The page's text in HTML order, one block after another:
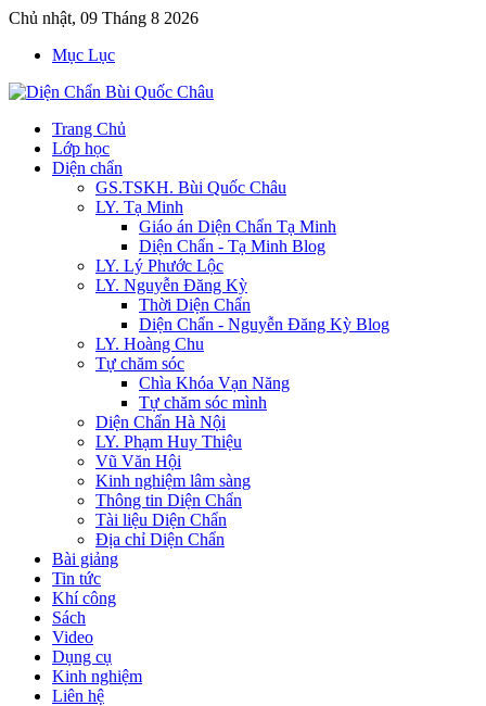
Chủ nhật, 09 Tháng 8 2026
Mục Lục
Trang Chủ
Lớp học
Diện chẩn
GS.TSKH. Bùi Quốc Châu
LY. Tạ Minh
Giáo án Diện Chẩn Tạ Minh
Diện Chẩn - Tạ Minh Blog
LY. Lý Phước Lộc
LY. Nguyễn Đăng Kỳ
Thời Diện Chẩn
Diện Chẩn - Nguyễn Đăng Kỳ Blog
LY. Hoàng Chu
Tự chăm sóc
Chìa Khóa Vạn Năng
Tự chăm sóc mình
Diện Chẩn Hà Nội
LY. Phạm Huy Thiệu
Vũ Văn Hội
Kinh nghiệm lâm sàng
Thông tin Diện Chẩn
Tài liệu Diện Chẩn
Địa chỉ Diện Chẩn
Bài giảng
Tin tức
Khí công
Sách
Video
Dụng cụ
Kinh nghiệm
Liên hệ